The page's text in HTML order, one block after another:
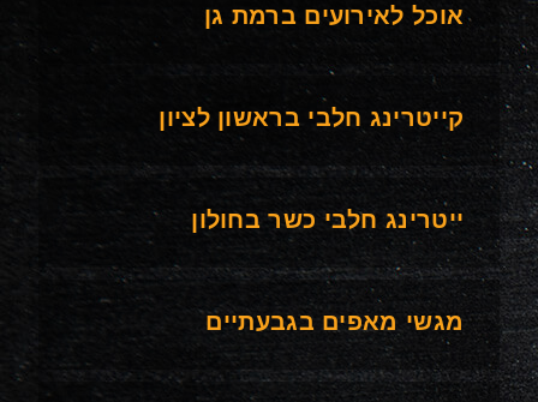
אוכל לאירועים ברמת גן
קייטרינג חלבי בראשון לציון
ייטרינג חלבי כשר בחולון
מגשי מאפים בגבעתיים